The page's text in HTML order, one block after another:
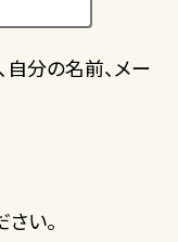
分の名前、メー
い。